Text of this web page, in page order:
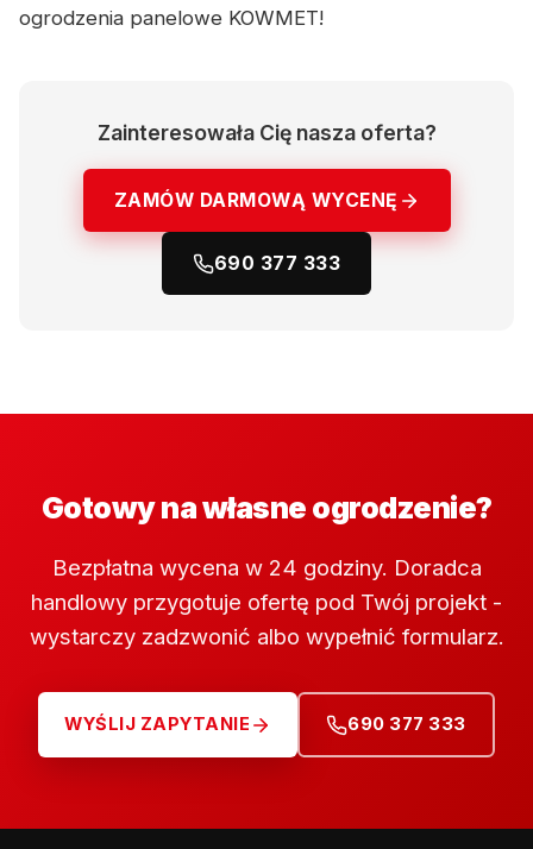
ogrodzenia panelowe KOWMET!
Zainteresowała Cię nasza oferta?
ZAMÓW DARMOWĄ WYCENĘ
690 377 333
Gotowy na własne ogrodzenie?
Bezpłatna wycena w 24 godziny. Doradca
handlowy przygotuje ofertę pod Twój projekt -
wystarczy zadzwonić albo wypełnić formularz.
WYŚLIJ ZAPYTANIE 690 377 333